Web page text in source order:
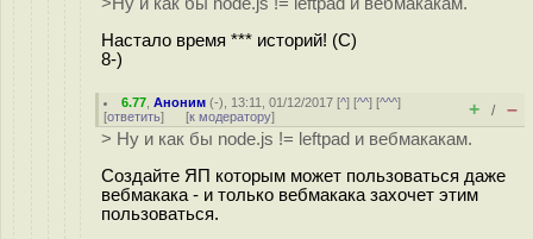
Настало время *** историй! (С)
8-)
6.77 ,Аноним (-), 13:11, 01/12/2017 [^] [^^] [^^^]
[ответить] [к модератору] + / –
> Ну и как бы node.js != leftpad и вебмакакам.
Создайте ЯП которым может пользоваться даже
вебмакака - и только вебмакака захочет этим
пользоваться.